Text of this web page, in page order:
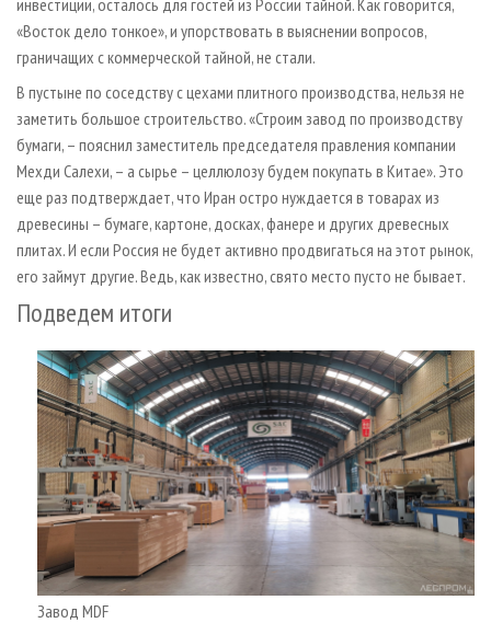
«Восток дело тонкое», и упорствовать в выяснении вопросов,
граничащих с коммерческой тайной, не стали.
В пустыне по соседству с цехами плитного производства, нельзя не
заметить большое строительство. «Строим завод по производству
бумаги, – пояснил заместитель председателя правления компании
Мехди Салехи, – а сырье – целлюлозу будем покупать в Китае». Это
еще раз подтверждает, что Иран остро нуждается в товарах из
древесины – бумаге, картоне, досках, фанере и других древесных
плитах. И если Россия не будет активно продвигаться на этот рынок,
его займут другие. Ведь, как известно, свято место пусто не бывает.
Подведем итоги
Завод MDF